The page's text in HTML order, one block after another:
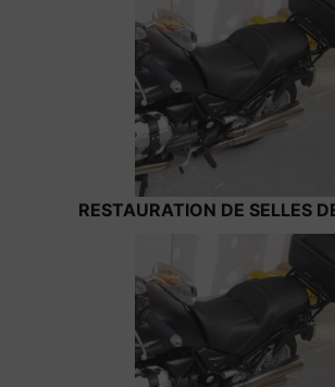
RESTAURATION DE SELLES